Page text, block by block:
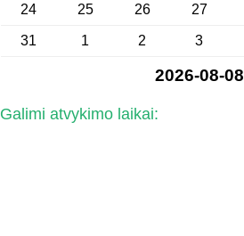
24 25 26 27
31 1 2 3
2026-08-08
Galimi atvykimo laikai: